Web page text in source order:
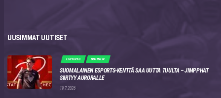
UUSIMMAT UUTISET
ESPORTS UUTINEN
SUOMALAINEN ESPORTS-KENTTÄ SAA UUTTA TUULTA – JIMPPHAT
SIIRTYY AURORALLE
19.7.2026